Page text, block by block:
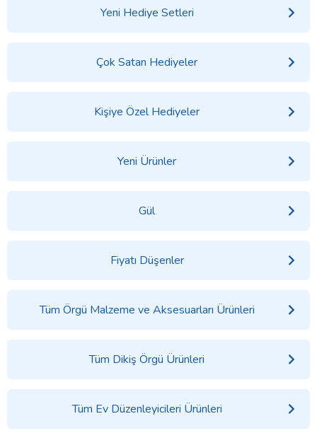
Yeni Hediye Setleri
Çok Satan Hediyeler
Kişiye Özel Hediyeler
Yeni Ürünler
Gül
Fiyatı Düşenler
Tüm Örgü Malzeme ve Aksesuarları Ürünleri
Tüm Dikiş Örgü Ürünleri
Tüm Ev Düzenleyicileri Ürünleri